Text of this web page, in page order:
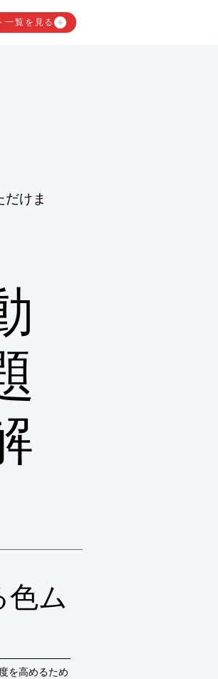
一覧を見る
けま
ム
を高めるため